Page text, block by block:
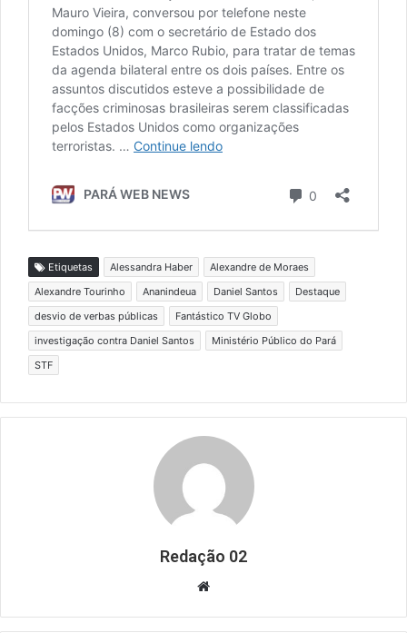
Etiquetas Alessandra Haber
Alexandre de Moraes
Alexandre Tourinho
Ananindeua Daniel Santos
Destaque
desvio de verbas públicas
Fantástico TV Globo
investigação contra Daniel Santos
Ministério Público do Pará
STF
Redação 02
Website